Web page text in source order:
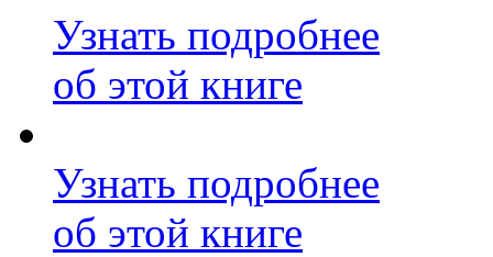
Узнать подробнее
об этой книге
Узнать подробнее
об этой книге